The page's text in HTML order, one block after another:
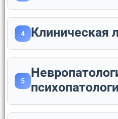
4 Клиническая
5